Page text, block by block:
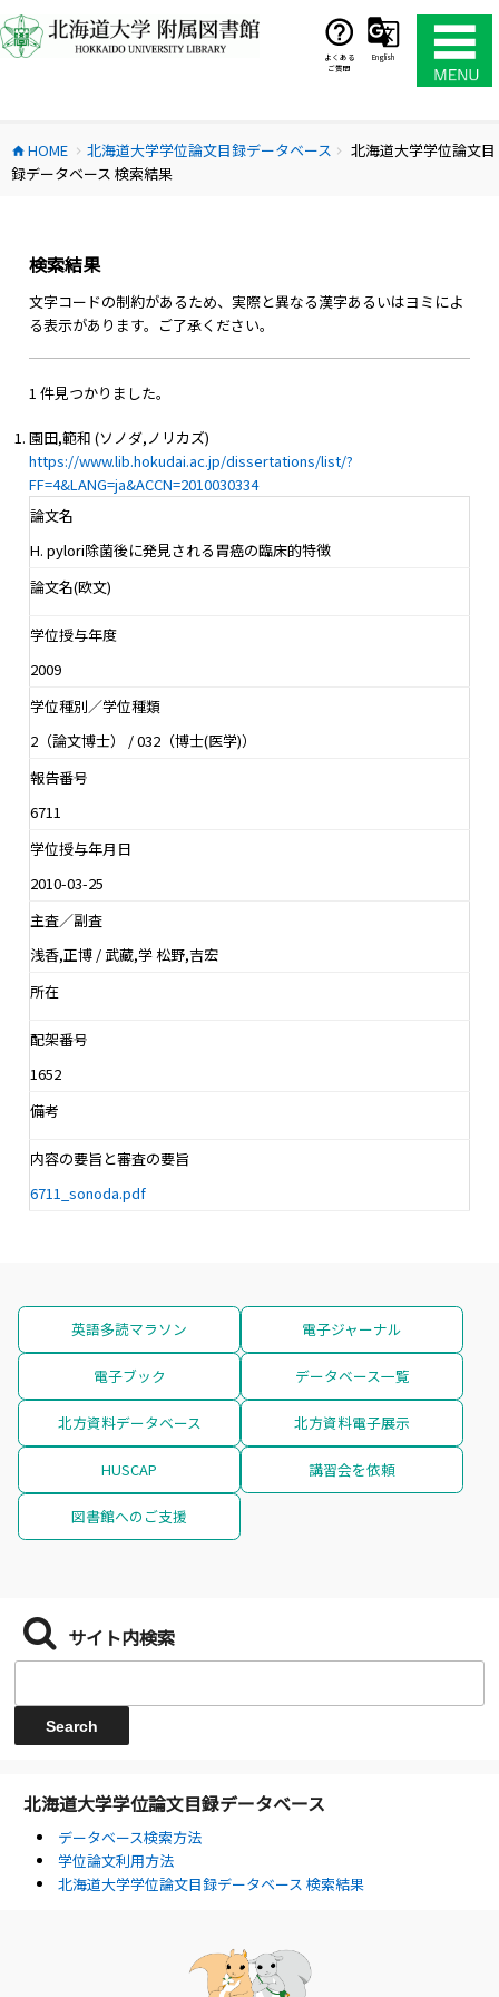
ン
テ
ス
キ
よくある
ご質問
English
home HOME chevron_right 北海道大学学位論文目録データベース chevron_right
北海道大学学位論文目
録データベース 検索結果
検索結果
文字コードの制約があるため、実際と異なる漢字あるいはヨミによ
る表示があります。ご了承ください。
1 件見つかりました。
園田,範和 (ソノダ,ノリカズ)
https://www.lib.hokudai.ac.jp/dissertations/list/?
FF=4&LANG=ja&ACCN=2010030334
論文名
H. pylori除菌後に発見される胃癌の臨床的特徴
論文名(欧文)
学位授与年度
2009
学位種別／学位種類
2（論文博士） / 032（博士(医学)）
報告番号
6711
学位授与年月日
2010-03-25
主査／副査
浅香,正博 / 武藏,学 松野,吉宏
所在
配架番号
1652
備考
内容の要旨と審査の要旨
6711_sonoda.pdf
英語多読マラソン 電子ジャーナル
電子ブック データベース一覧
北方資料データベース 北方資料電子展示
HUSCAP 講習会を依頼
図書館へのご支援
サイト内検索
北海道大学学位論文目録データベース
データベース検索方法
学位論文利用方法
北海道大学学位論文目録データベース 検索結果